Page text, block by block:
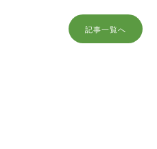
記事一覧へ